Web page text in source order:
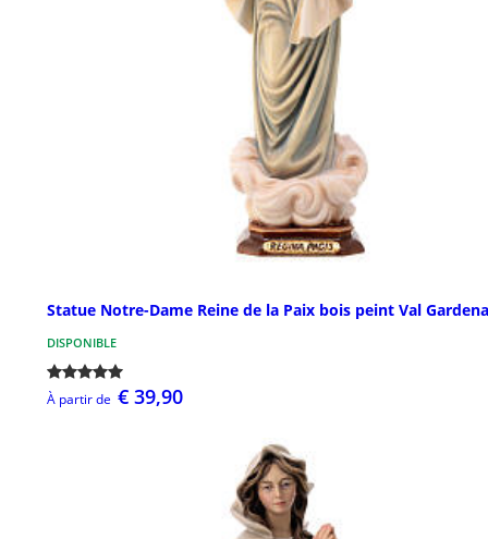
Statue Notre-Dame Reine de la Paix bois peint Val Gardena
DISPONIBLE
À partir de € 39,90